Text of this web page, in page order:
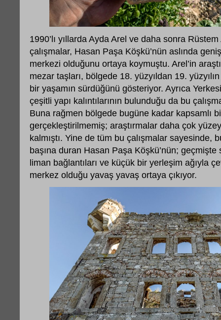
1990’lı yıllarda Ayda Arel ve daha sonra
çalışmalar, Hasan Paşa Köşkü’nün aslında
merkezi olduğunu ortaya koymuştu. Arel’in
mezar taşları, bölgede 18. yüzyıldan 19.
bir yaşamın sürdüğünü gösteriyor. Ayrıca
çeşitli yapı kalıntılarının bulunduğu da bu
Buna rağmen bölgede bugüne kadar kapsamlı
gerçekleştirilmemiş; araştırmalar daha çok
kalmıştı. Yine de tüm bu çalışmalar sayesinde,
başına duran Hasan Paşa Köşkü’nün; geçmişte
liman bağlantıları ve küçük bir yerleşim ağıyla
merkez olduğu yavaş yavaş ortaya çıkıyor.